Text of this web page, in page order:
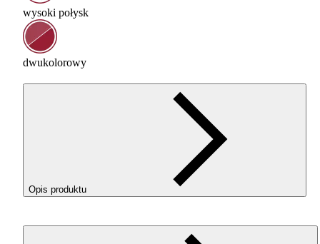
wysoki połysk
dwukolorowy
Opis produktu
ROSA3DPLAMagic Silk Mistic Red zasługuje na szczególną
uwagę, łączy spektakularny wygląd wydruków z